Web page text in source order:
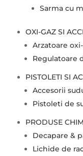
Sarma cu
OXI-GAZ SI
Arzatoare
Regulatoare
PISTOLETI SI
Accesorii
Pistoleti de
PRODUSE
Decapare &
Lichide de